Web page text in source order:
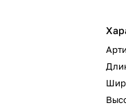
Оплачивайте
% картой